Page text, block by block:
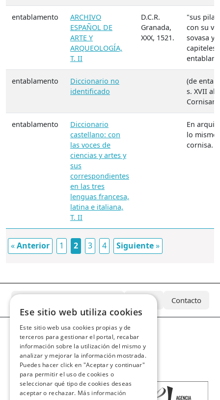
entablamento
ARCHIVO
ESPAÑOL DE
ARTE Y
ARQUEOLOGÍA,
T. II
D.C.R.
Granada,
XXX, 1521.
"sus
con su
sovasa y
capiteles
entablamento
Diccionario no
identificado
(de
s. XVII al
entablamento
Diccionario
castellano: con
las voces de
ciencias y artes y
sus
correspondientes
en las tres
lenguas francesa,
latina e italiana,
T. II
En
lo mismo
cornisa.
«Anterior 1 2 3 4 Siguiente»
Equipo Contacto
Ese sitio web utiliza cookies
Este sitio web usa cookies propias y de
terceros para gestionar el portal, recabar
información sobre la utilización del mismo y
analizar y mejorar la información mostrada.
Puedes hacer click en "Aceptar y continuar"
para permitir el uso de cookies o
seleccionar qué tipo de cookies deseas
aceptar o rechazar. Más información